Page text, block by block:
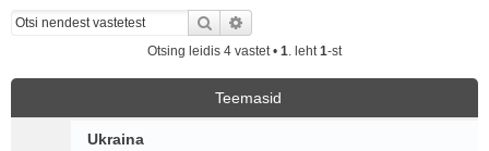
Otsi
Otsing leidis 4 vastet • 1. leht1-st
Teemasid
Ukraina